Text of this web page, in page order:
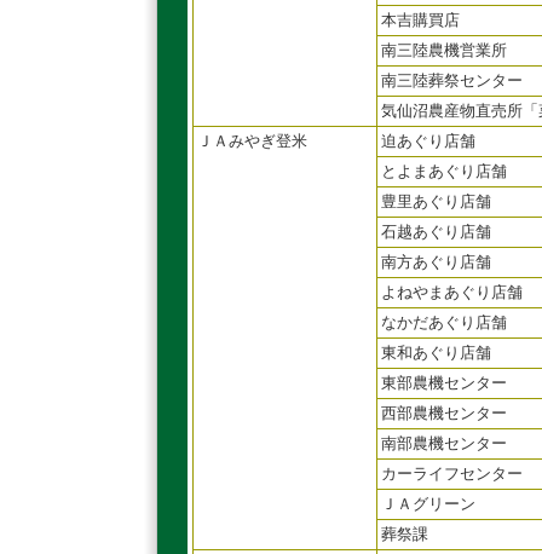
本吉購買店
南三陸農機営業所
南三陸葬祭センター
気仙沼農産物直売所
ＪＡみやぎ登米
迫あぐり店舗
とよまあぐり店舗
豊里あぐり店舗
石越あぐり店舗
南方あぐり店舗
よねやまあぐり店舗
なかだあぐり店舗
東和あぐり店舗
東部農機センター
西部農機センター
南部農機センター
カーライフセンター
ＪＡグリーン
葬祭課